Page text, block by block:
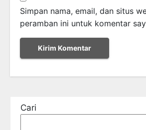
Simpan nama, email, dan situs
peramban ini untuk komentar
Cari